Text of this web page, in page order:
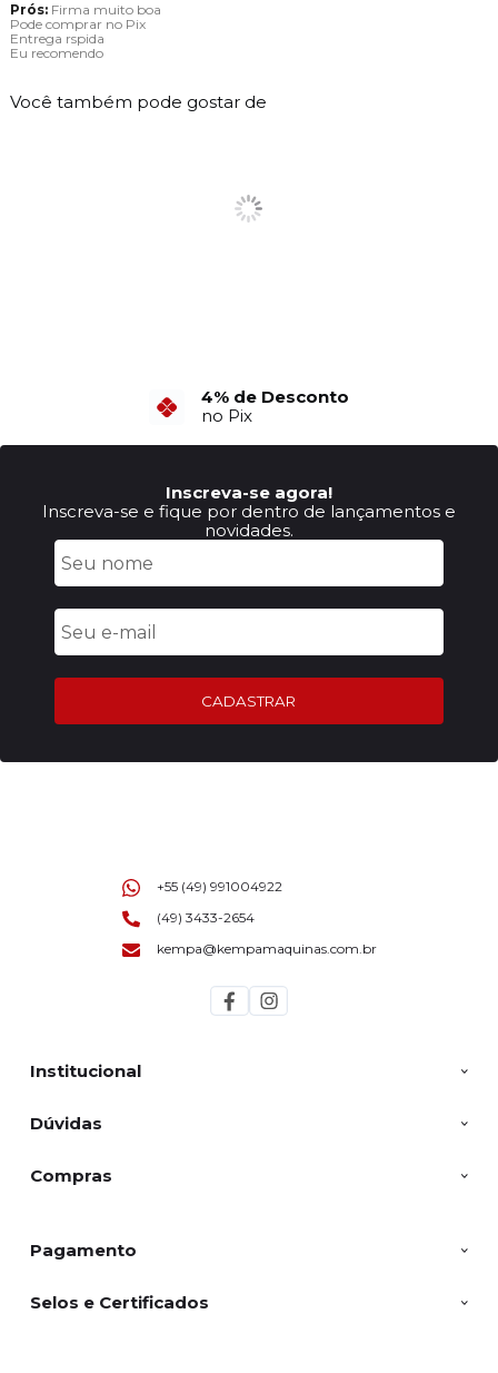
Prós: Firma muito boa
Pode comprar no Pix
Entrega rspida
Eu recomendo
Você também pode gostar de
4% de Desconto
no Pix
6X Sem Juros
no Cartão de Crédito
Inscreva-se agora!
Inscreva-se e fique por dentro de lançamentos e
novidades.
CADASTRAR
Institucional
Dúvidas
Compras
+55 (49) 991004922
(49) 3433-2654
kempa@kempamaquinas.com.br
Pagamento
Selos e Certificados